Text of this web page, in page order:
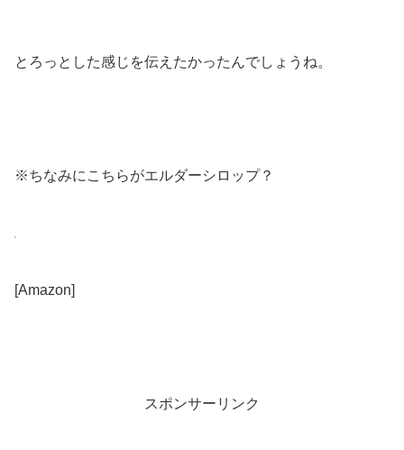
とろっとした感じを伝えたかったんでしょうね。
※ちなみにこちらがエルダーシロップ？
[Amazon]
スポンサーリンク